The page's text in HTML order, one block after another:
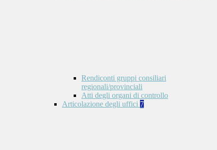
Rendiconti gruppi consiliari
regionali/provinciali
Atti degli organi di controllo
Articolazione degli uffici 7